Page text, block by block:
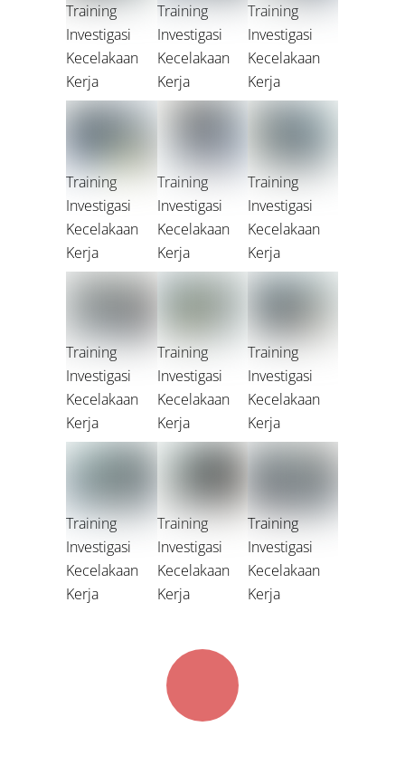
Training
Investigasi
Kecelakaan
Kerja
Training
Investigasi
Kecelakaan
Kerja
Training
Investigasi
Kecelakaan
Kerja
Training
Investigasi
Kecelakaan
Kerja
Training
Investigasi
Kecelakaan
Kerja
Training
Investigasi
Kecelakaan
Kerja
Training
Investigasi
Kecelakaan
Kerja
Training
Investigasi
Kecelakaan
Kerja
Training
Investigasi
Kecelakaan
Kerja
Training
Investigasi
Kecelakaan
Kerja
Training
Investigasi
Kecelakaan
Kerja
Training
Investigasi
Kecelakaan
Kerja